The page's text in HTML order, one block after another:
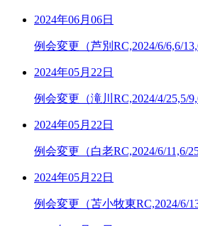
2024年06月06日
例会変更（芦別RC,2024/6/6,6/
2024年05月22日
例会変更（滝川RC,2024/4/25,5/
2024年05月22日
例会変更（白老RC,2024/6/11,6/25
2024年05月22日
例会変更（苫小牧東RC,2024/6/